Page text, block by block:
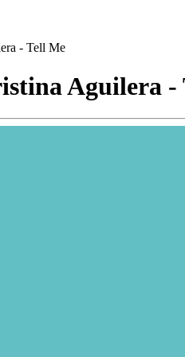
- Tell Me
Aguilera -